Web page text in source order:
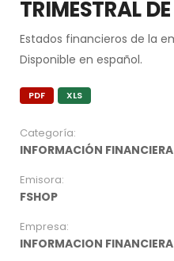
TRIMESTRAL
Estados financieros de la
Disponible en español.
PDF XLS
Categoría:
INFORMACIÓN
Emisora:
FSHOP
Empresa:
INFORMACION